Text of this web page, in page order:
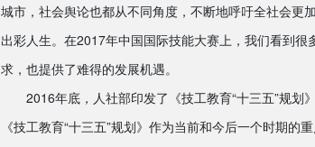
城市，社会舆论也都从不同角度，不断地呼吁全社会更
出彩人生。在2017年中国国际技能大赛上，我们看到
求，也提供了难得的发展机遇。
2016年底，人社部印发了《技工教育“十三五”规划
《技工教育“十三五”规划》作为当前和今后一个时期